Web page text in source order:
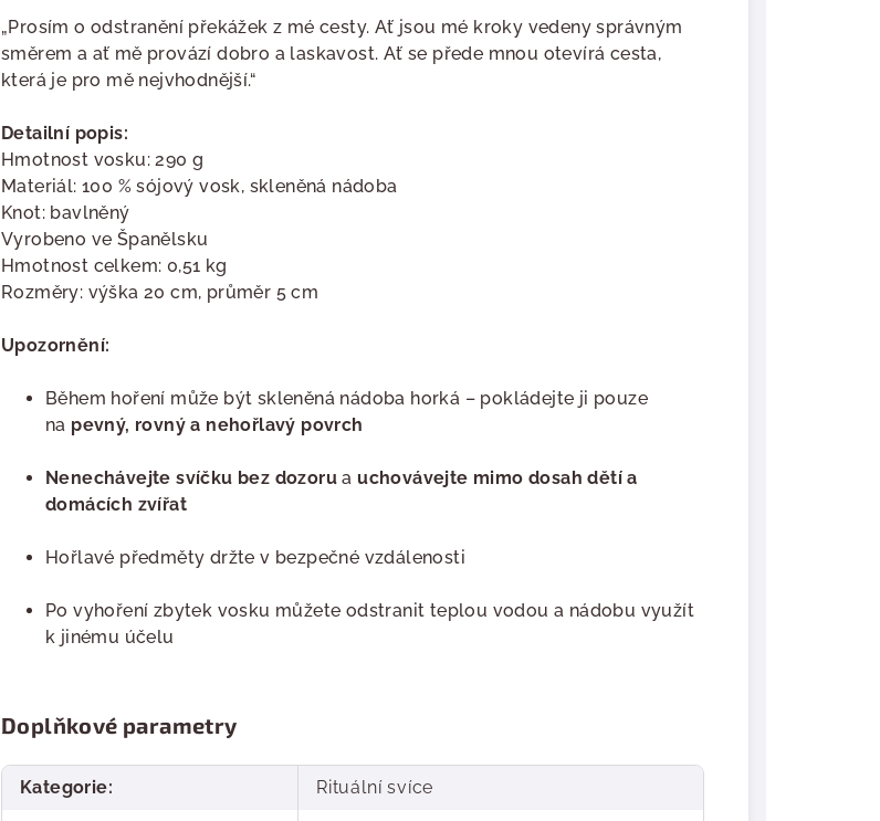
„Prosím o odstranění překážek z mé cesty. Ať jsou mé kroky vedeny správným
směrem a ať mě provází dobro a laskavost. Ať se přede mnou otevírá cesta,
která je pro mě nejvhodnější.“
Detailní popis:
Hmotnost vosku: 290 g
Materiál: 100 % sójový vosk, skleněná nádoba
Knot: bavlněný
Vyrobeno ve Španělsku
Hmotnost celkem: 0,51 kg
Rozměry: výška 20 cm, průměr 5 cm
Upozornění:
Během hoření může být skleněná nádoba horká – pokládejte ji pouze
na pevný, rovný a nehořlavý povrch
Nenechávejte svíčku bez dozoru a uchovávejte mimo dosah dětí a
domácích zvířat
Hořlavé předměty držte v bezpečné vzdálenosti
Po vyhoření zbytek vosku můžete odstranit teplou vodou a nádobu využít
k jinému účelu
Doplňkové parametry
Kategorie: Rituální svíce